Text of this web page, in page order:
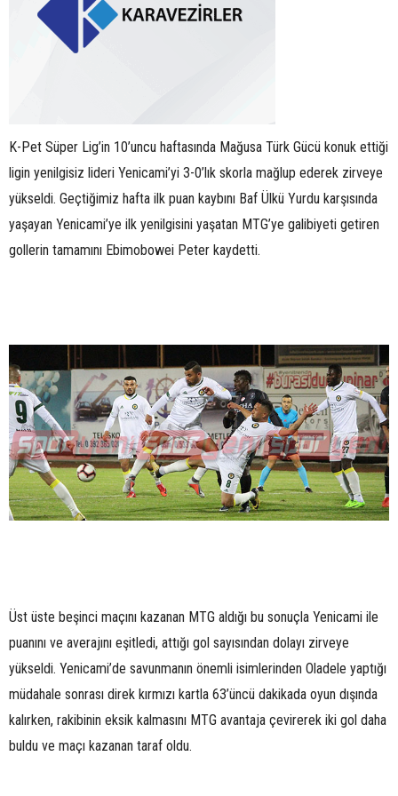
K-Pet Süper Lig’in 10’uncu haftasında Mağusa Türk Gücü konuk ettiği
ligin yenilgisiz lideri Yenicami’yi 3-0’lık skorla mağlup ederek zirveye
yükseldi. Geçtiğimiz hafta ilk puan kaybını Baf Ülkü Yurdu karşısında
yaşayan Yenicami’ye ilk yenilgisini yaşatan MTG’ye galibiyeti getiren
gollerin tamamını Ebimobowei Peter kaydetti.
Üst üste beşinci maçını kazanan MTG aldığı bu sonuçla Yenicami ile
puanını ve averajını eşitledi, attığı gol sayısından dolayı zirveye
yükseldi. Yenicami’de savunmanın önemli isimlerinden Oladele yaptığı
müdahale sonrası direk kırmızı kartla 63’üncü dakikada oyun dışında
kalırken, rakibinin eksik kalmasını MTG avantaja çevirerek iki gol daha
buldu ve maçı kazanan taraf oldu.